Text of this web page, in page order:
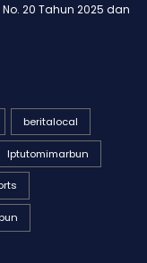
20 Tahun 2025 dan
beritalocal
Iptutomimarbun